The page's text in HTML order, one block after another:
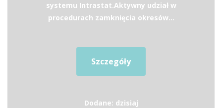
systemu Intrastat.Aktywny udział w
procedurach zamknięcia okresów...
Szczegóły
Dodane: dzisiaj